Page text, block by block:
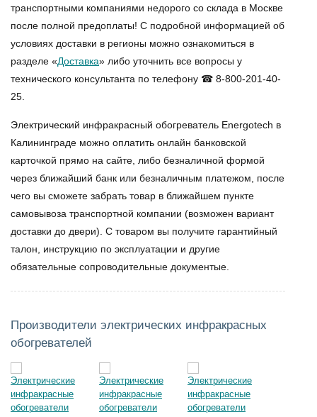
транспортными компаниями недорого со склада в Москве
после полной предоплаты! С подробной информацией об
условиях доставки в регионы можно ознакомиться в
разделе «Доставка» либо уточнить все вопросы у
технического консультанта по телефону ☎ 8-800-201-40-
25.
Электрический инфракрасный обогреватель Energotech в
Калининграде можно оплатить онлайн банковской
карточкой прямо на сайте, либо безналичной формой
через ближайший банк или безналичным платежом, после
чего вы сможете забрать товар в ближайшем пункте
самовывоза транспортной компании (возможен вариант
доставки до двери). С товаром вы получите гарантийный
талон, инструкцию по эксплуатации и другие
обязательные сопроводительные документые.
Производители электрических инфракрасных
обогревателей